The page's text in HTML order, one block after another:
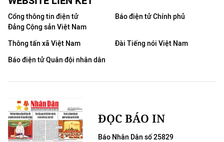
Cổng thông tin điện tử
Đảng Cộng sản Việt Nam
Báo điện tử Chính phủ
Thông tấn xã Việt Nam
Đài Tiếng nói Việt Nam
Báo điện tử Quân đội nhân dân
ĐỌC BÁO IN
Báo Nhân Dân số 25829